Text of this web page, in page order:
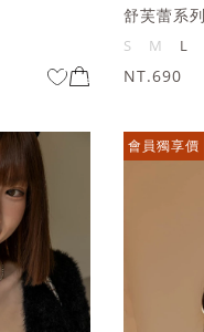
舒芙蕾系
S M L
NT.690
會員獨享價